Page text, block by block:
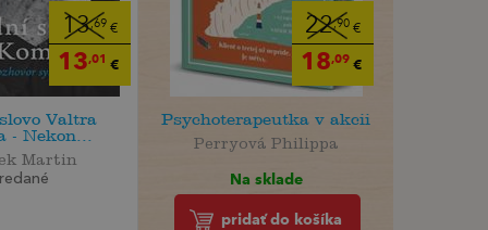
13,69 €
13,01 €
Valtra
- Nekon...
Martin
22,90 €
18,09 €
Psychoterapeutka v akcii
Perryová Philippa
Na sklade
pridať do košíka